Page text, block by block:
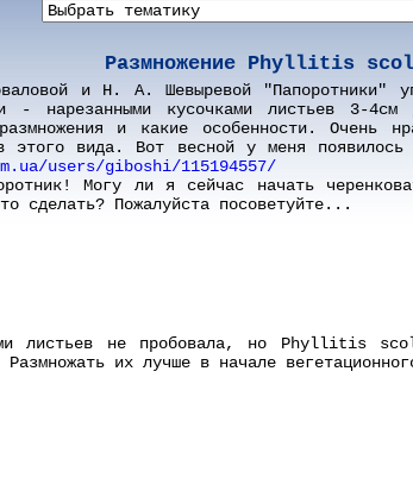
Размножение Phyllitis
и Н. А. Шевыревой "Папоротники"
- нарезанными кусочками листьев 3-
и какие особенности. Очень
этого вида. Вот весной у меня
users/giboshi/115194557/
Могу ли я сейчас начать
сделать? Пожалуйста посоветуйте...
листьев не пробовала, но Phyllitis
их лучше в начале